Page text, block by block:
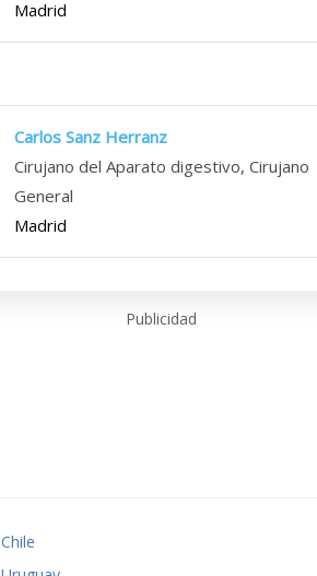
Madrid
Carlos Sanz Herranz
Cirujano del Aparato digestivo, Cirujano
General
Madrid
Publicidad
Chile